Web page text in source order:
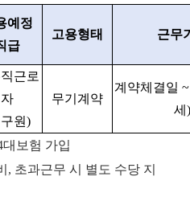
예정
급
고용형태 근무
근로
자
원)
무기계약
계약체결일
세)
보험 가입
초과근무 시 별도 수당 지